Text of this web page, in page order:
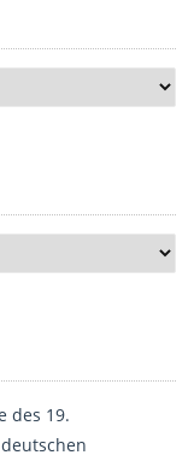
des 19.